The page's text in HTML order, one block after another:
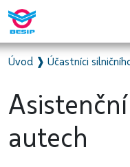
Úvod ❱ Účastníci
autech